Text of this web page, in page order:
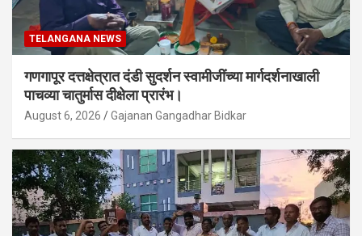
TELANGANA NEWS
गणगापूर दत्तक्षेत्रात दंडी सुदर्शन स्वामीजींच्या मार्गदर्शनाखाली
पाचव्या चातुर्मास दीक्षेला प्रारंभ।
August 6, 2026 Gajanan Gangadhar Bidkar